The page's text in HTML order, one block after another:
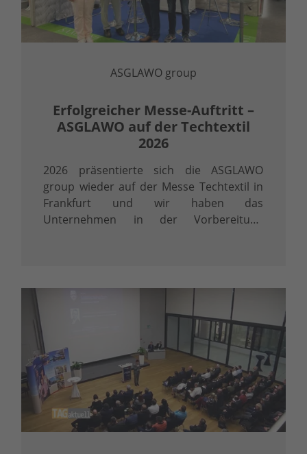
ASGLAWO group
Erfolgreicher Messe-Auftritt –
ASGLAWO auf der Techtextil
2026
2026 präsentierte sich die ASGLAWO
group wieder auf der Messe Techtextil in
Frankfurt und wir haben das
Unternehmen in der Vorbereitung